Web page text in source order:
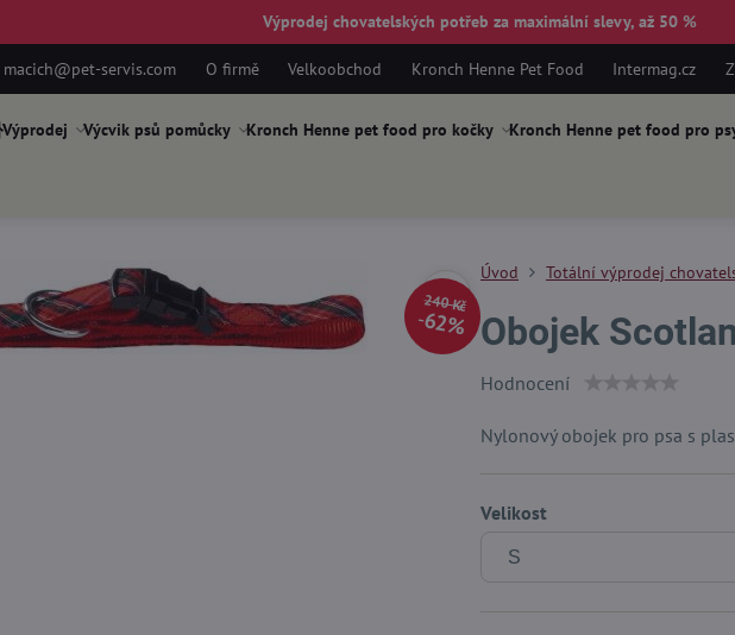
Výprodej chovatelských potřeb za maximální slevy, až 50 %
macich@pet-servis.com O firmě Velkoobchod Kronch Henne Pet Food Intermag.cz
Výprodej Výcvik psů pomůcky Kronch Henne pet food pro kočky Kronch Henne pet food pro
240 Kč
62%
Úvod Totální výprodej
Obojek
Hodnocení
Nylonový obojek pro psa s
Velikost